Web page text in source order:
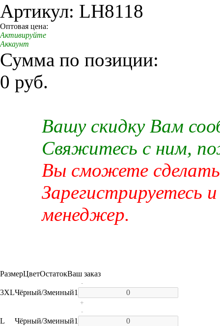
Артикул: LH8118
Оптовая цена:
Активируйте
Аккаунт
Сумма по позиции:
0 руб.
Вашу скидку Вам
Свяжитесь с ним,
Вы сможете сделать
Зарегистрируетесь
менеджер.
РазмерЦветОстатокВаш заказ
3XLЧёрный/Змеиный1
-
+
L Чёрный/Змеиный1
-